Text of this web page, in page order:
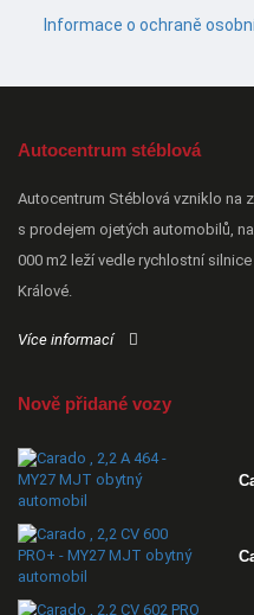
Informace o ochraně
Autocentrum stéblová
Autocentrum Stéblová vzniklo na
s prodejem ojetých automobilů,
000 m2 leží vedle rychlostní
Králové.
Více informací
Nově přidané vozy